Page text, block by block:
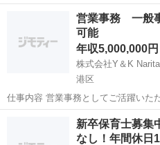
もこだわって提供してくださいね♪
どこだわったメニューも提供してい
キサー・刻みなど入居者様に合わせた
調理師
営業事務 一般
可能
年収5,000,000円
株式会社Y＆K
港区
仕事内容 営業事務としてご活躍いただきます。 ・各種データ集計、グ
ラフ化(月次売上集計、BP情報管理
営業事務 リモ
新卒保育士募
なし！年間休日